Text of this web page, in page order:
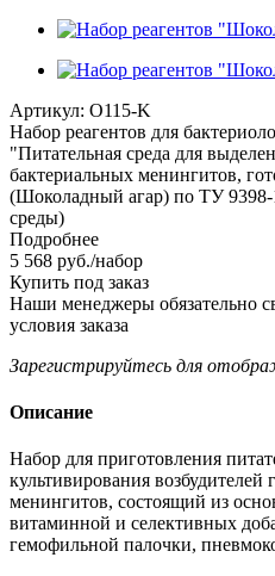
Артикул: O115-K
Набор реагентов для
"Питательная среда для
бактериальных менингитов,
(Шоколадный агар) по ТУ 9398-
среды)
Подробнее
5 568 руб./набор
Купить под заказ
Наши менеджеры обязательно
условия заказа
Зарегистрируйтесь для
Описание
Набор для приготовления
культивирования
менингитов, состоящий из
витаминной и селективных
гемофильной палочки,